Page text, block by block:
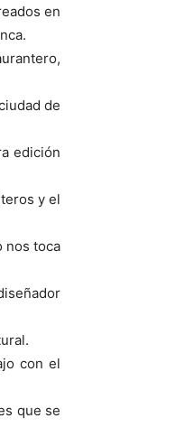
en
de
edición
y el
nos toca
con el
que se